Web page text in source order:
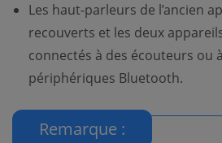
Les haut-parleurs de l’ancien
recouverts et les deux
connectés à des écouteurs ou
périphériques Bluetooth.
Remarque :